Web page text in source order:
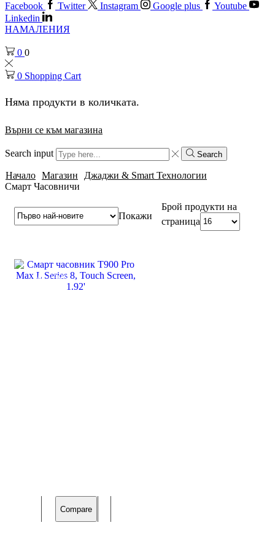
Facebook
Twitter Instagram Google plus
Youtube
Linkedin
НАМАЛЕНИЯ
0 0
0 Shopping Cart
Няма продукти в количката.
Върни се към магазина
Search input Search
Начало Магазин
Джаджи & Smart Технологии
Смарт Часовничи
Покажи
Брой продукти на
страница
SALE56%
Compare